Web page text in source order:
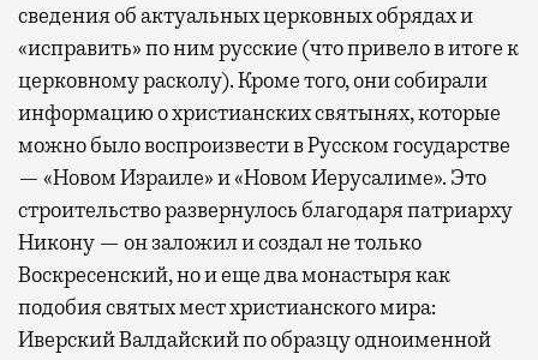
сведения об актуальных церковных обрядах и
«исправить» по ним русские (что привело в итоге к
церковному расколу). Кроме того, они собирали
информацию о христианских святынях, которые
можно было воспроизвести в Русском государстве
— «Новом Израиле» и «Новом Иерусалиме». Это
строительство развернулось благодаря патриарху
Никону — он заложил и создал не только
Воскресенский, но и еще два монастыря как
подобия святых мест христианского мира:
Иверский Валдайский по образцу одноименной